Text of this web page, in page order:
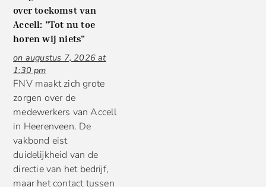
over toekomst van
Accell: "Tot nu toe
horen wij niets"
on augustus 7, 2026 at
1:30 pm
FNV maakt zich grote
zorgen over de
medewerkers van Accell
in Heerenveen. De
vakbond eist
duidelijkheid van de
directie van het bedrijf,
maar het contact tussen